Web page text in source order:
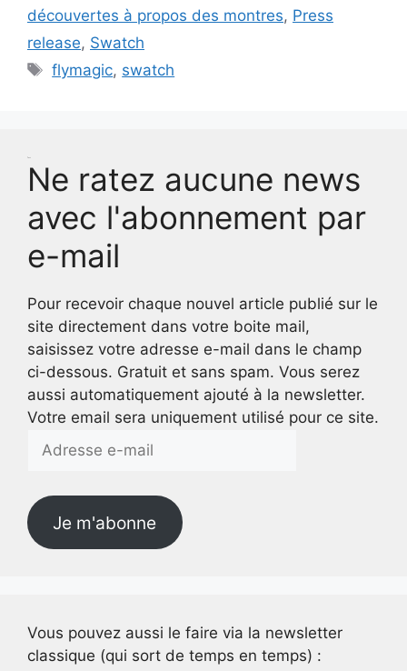
découvertes à propos des montres, Press
release, Swatch
Étiquettes
flymagic, swatch
Ne ratez aucune news
avec l'abonnement par
e-mail
Pour recevoir chaque nouvel article publié sur le
site directement dans votre boite mail,
saisissez votre adresse e-mail dans le champ
ci-dessous. Gratuit et sans spam. Vous serez
aussi automatiquement ajouté à la newsletter.
Votre email sera uniquement utilisé pour ce site.
Adresse
Je m'abonne
Vous pouvez aussi le faire via la newsletter
classique (qui sort de temps en temps) :